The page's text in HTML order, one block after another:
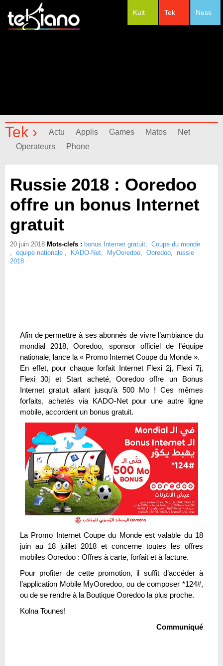
Ness
Tek
Kult
Tek › Actu Applis Games Matos
Net
Operateurs
Phone
Russie 2018 : Ooredoo
offre un bonus Internet
gratuit
20 juin 2018 Mots-clefs : bonus Internet gratuit, Coupe du monde
, équipe nationale , KADO-Net, MyOoredoo, Ooredoo, russie
2018
Afin de permettre à ses abonnés de vivre l’ambiance du
mondial 2018, Ooredoo, sponsor officiel de l’équipe
nationale, lance la « Promo Internet Coupe du Monde ».
En effet, pour chaque forfait Internet Flexi 2j, Flexi 7j,
Flexi 30j et Start acheté, Ooredoo offre un Bonus
Internet gratuit allant jusqu’à 500 Mo ! Ces mêmes
forfaits, achetés via KADO-Net pour une autre ligne
mobile, accordent un bonus gratuit.
La Promo Internet Coupe du Monde est valable du 18
juin au 18 juillet 2018 et concerne toutes les offres
mobiles Ooredoo : Offres à carte, forfait et à facture.
Pour profiter de cette promotion, il suffit d’accéder à
l’application Mobile MyOoredoo, ou de composer *124#,
ou de se rendre à la Boutique Ooredoo la plus proche.
Kolna Tounes!
Communiqué